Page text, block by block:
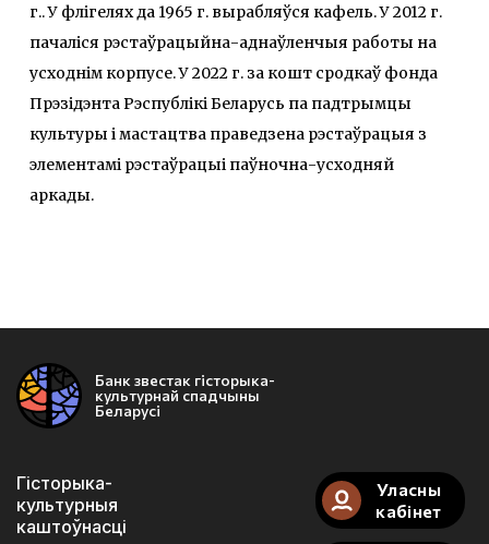
г.. У флігелях да 1965 г. вырабляўся кафель. У 2012 г.
пачаліся рэстаўрацыйна-аднаўленчыя работы на
усходнім корпусе. У 2022 г. за кошт сродкаў фонда
Прэзідэнта Рэспублікі Беларусь па падтрымцы
культуры і мастацтва праведзена рэстаўрацыя з
элементамі рэстаўрацыі паўночна-усходняй
аркады.
Банк звестак гісторыка-
культурнай спадчыны
Беларусі
Гісторыка-
культурныя
каштоўнасці
Уласны
кабінет